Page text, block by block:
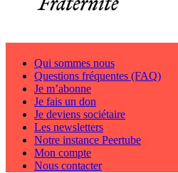
Qui sommes nous
Questions fréquentes (FAQ)
Je m’abonne
Je fais un don
Je deviens sociétaire
Les newsletters
Notre instance Peertube
Mon compte
Nous contacter